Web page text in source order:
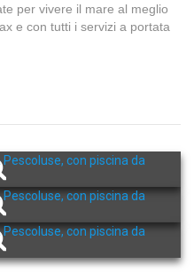
per vivere il mare al meglio
e con tutti i servizi a portata